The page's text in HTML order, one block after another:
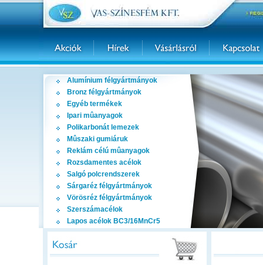
Alumínium félgyártmányok
Bronz félgyártmányok
Egyéb termékek
Ipari mûanyagok
Polikarbonát lemezek
Mûszaki gumiáruk
Reklám célú mûanyagok
Rozsdamentes acélok
Salgó polcrendszerek
Sárgaréz félgyártmányok
Vörösréz félgyártmányok
Szerszámacélok
Lapos acélok BC3/16MnCr5